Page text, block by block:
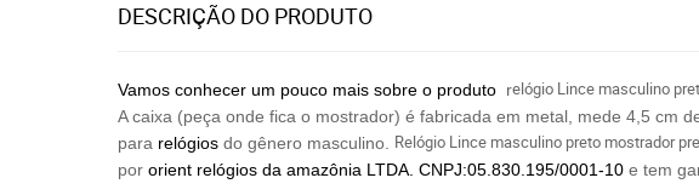
DESCRIÇÃO DO PRODUTO
Vamos conhecer um pouco mais sobre o produto relógio Lince masculino
A caixa (peça onde fica o mostrador) é fabricada em metal, mede 4,5 cm
para relógios do gênero masculino. Relógio Lince masculino preto mostrador
por orient relógios da amazônia LTDA. CNPJ:05.830.195/0001-10 e tem